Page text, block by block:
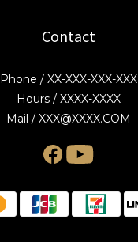
Contact
Phone / XX-XXX-XXX-XXX
Hours / XXXX-XXXX
Mail / XXX@XXXX.COM